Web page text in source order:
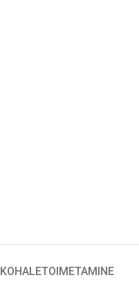
KOHALETOIMETAMINE